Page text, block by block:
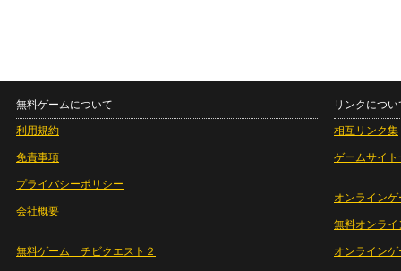
無料ゲームについて
利用規約
免責事項
プライバシーポリシー
会社概要
無料ゲーム チビクエスト２
リンクについ
相互リンク集
ゲームサイト
オンラインゲ
無料オンライ
オンライン